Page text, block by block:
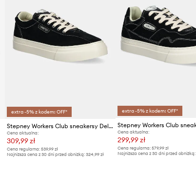
extra -5% z kodem: OFF*
Stepney Workers Club sneakersy Dellow 02 Cup Suede
Cena aktualna:
309,99 zł
Cena regularna:539,99 zł
Najniższa cena z 30 dni przed obniżką:324,99 zł
extra -5% z kodem: OFF*
Cena aktualna:
299,99 zł
Cena regularna: 579,99 zł
Najniższa cena z 30 dni przed obniżką: